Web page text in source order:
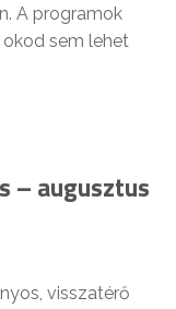
A programok
sem lehet
– augusztus
visszatérő